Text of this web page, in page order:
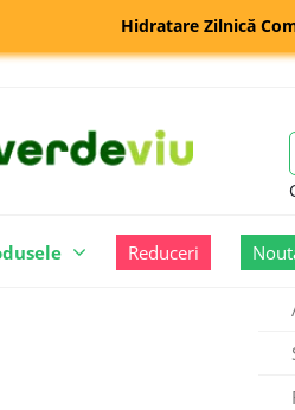
Hidratare Zilnică
Reduceri